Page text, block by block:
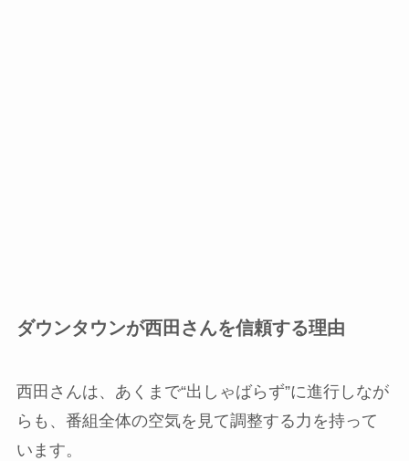
ダウンタウンが西田さんを信頼する理由
西田さんは、あくまで“出しゃばらず”に進行しなが
らも、番組全体の空気を見て調整する力を持って
います。